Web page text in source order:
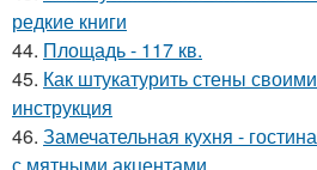
редкие книги
44. Площадь - 117 кв.
45. Как штукатурить стены
инструкция
46. Замечательная кухня -
с мятными акцентами.